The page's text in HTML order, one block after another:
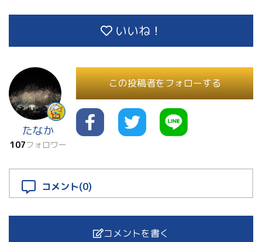
いいね！
たなか
107フォロワー
この投稿者をフォローする
コメント(0)
コメントを書く